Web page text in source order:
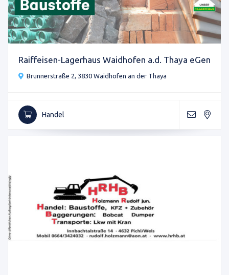
Raiffeisen-Lagerhaus Waidhofen a.d. Thaya eGen
Brunnerstraße 2, 3830 Waidhofen an der Thaya
Handel